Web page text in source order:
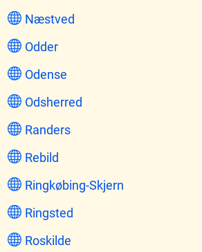
Næstved
Odder
Odense
Odsherred
Randers
Rebild
Ringkøbing-Skjern
Ringsted
Roskilde